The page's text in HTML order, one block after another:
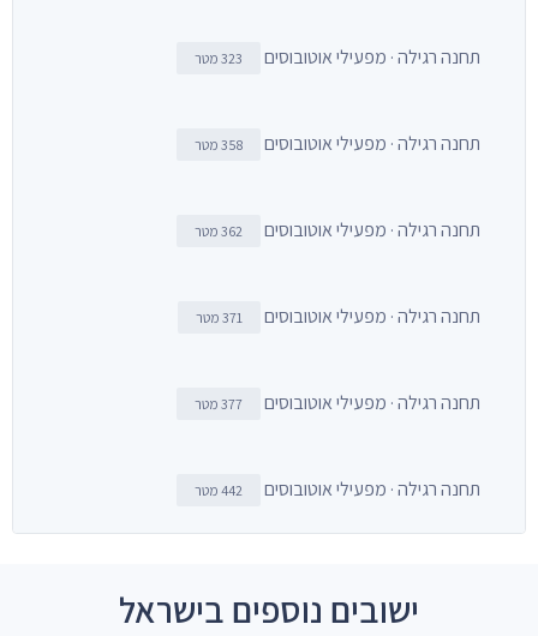
תחנה רגילה · מפעילי אוטובוסים 323 מטר
תחנה רגילה · מפעילי אוטובוסים 358 מטר
תחנה רגילה · מפעילי אוטובוסים 362 מטר
תחנה רגילה · מפעילי אוטובוסים 371 מטר
תחנה רגילה · מפעילי אוטובוסים 377 מטר
תחנה רגילה · מפעילי אוטובוסים 442 מטר
ישובים נוספים בישראל